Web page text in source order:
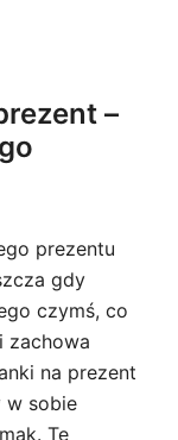
–
prezentu
gdy
czymś, co
zachowa
na prezent
w sobie
Te